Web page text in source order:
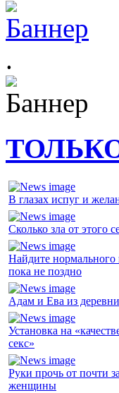
.
В глазах испуг и
Сколько зла от этого
Найдите
пока не поздно
Адам и Ева из
Установка на
секс»
Руки прочь от почти
женщины